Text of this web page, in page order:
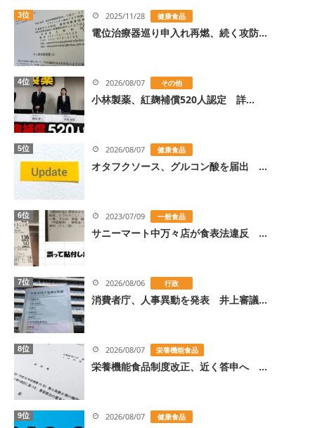
3位 2025/11/28 健康食品
電位治療器巡り申入れ再燃、続く攻防...
4位 2026/08/07 その他
小林製薬、紅麹補償520人認定 詳...
5位 2026/08/07 健康食品
オタフクソース、グルコン酸を届出 ...
6位 2023/07/09 一般食品
サニーマート中万々店が食表法違反 ...
7位 2026/08/06 行政
消費者庁、人事異動を発表 井上審議...
8位 2026/08/07 栄養機能食品
栄養機能食品制度改正、近く答申へ ...
9位 2026/08/07 健康食品